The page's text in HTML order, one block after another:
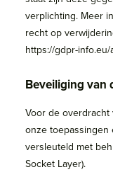
verplichting. Meer
recht op
https://gdpr-
Beveiliging van
Voor de
onze toepassingen
versleuteld met
Socket Layer).